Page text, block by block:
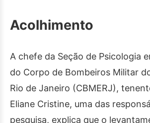
Acolhimento
A chefe da Seção de Psicologia
do Corpo de Bombeiros Militar
Rio de Janeiro (CBMERJ),
Eliane Cristine, uma das
pesquisa, explica que o